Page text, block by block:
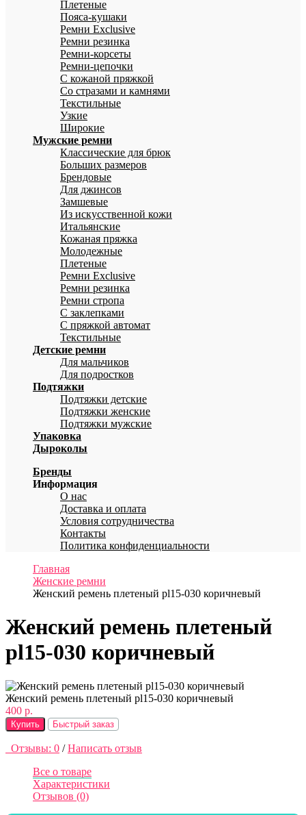
Плетеные
Пояса-кушаки
Ремни Exclusive
Ремни резинка
Ремни-корсеты
Ремни-цепочки
С кожаной пряжкой
Со стразами и камнями
Текстильные
Узкие
Широкие
Мужские ремни
Классические для брюк
Больших размеров
Брендовые
Для джинсов
Замшевые
Из искусственной кожи
Итальянские
Кожаная пряжка
Молодежные
Плетеные
Ремни Exclusive
Ремни резинка
Ремни стропа
С заклепками
С пряжкой автомат
Текстильные
Детские ремни
Для мальчиков
Для подростков
Подтяжки
Подтяжки детские
Подтяжки женские
Подтяжки мужские
Упаковка
Дыроколы
Бренды
Информация
О нас
Доставка и оплата
Условия сотрудничества
Контакты
Политика конфиденциальности
Главная
Женские ремни
Женский ремень плетеный pl15-030 коричневый
Женский ремень плетеный
pl15-030 коричневый
Женский ремень плетеный pl15-030 коричневый
400 р.
Купить Быстрый заказ
Отзывы: 0 / Написать отзыв
Все о товаре
Характеристики
Отзывов (0)